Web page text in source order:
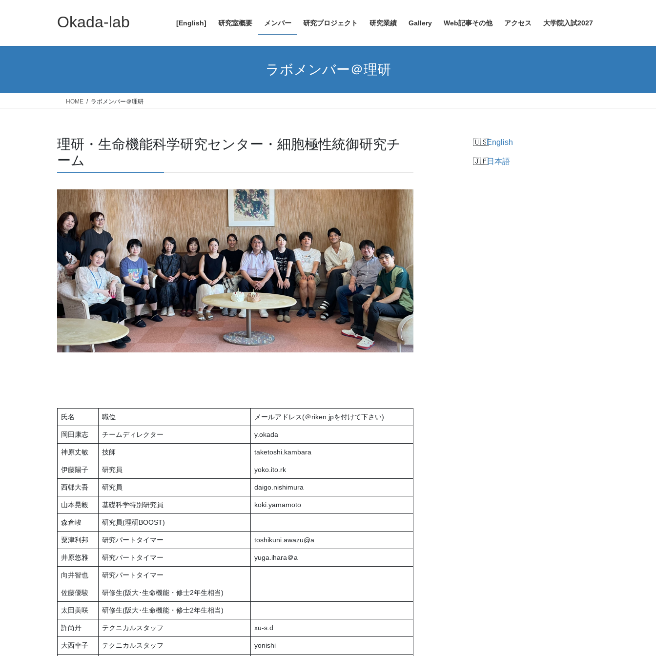
Okada-lab [English] 研究室概要 メンバー 研究プロジェクト 研究業績 Gallery Web記事その他 アクセス 大学院入試2027
ラボメンバー＠理研
HOME ラボメンバー＠理研
理研・生命機能科学研究センター・細胞極性統御研究チ
ーム
氏名 職位 メールアドレス(＠riken.jpを付けて下さい)
岡田康志 チームディレクター y.okada
神原丈敏 技師 taketoshi.kambara
伊藤陽子 研究員 yoko.ito.rk
西邨大吾 研究員 daigo.nishimura
山本晃毅 基礎科学特別研究員 koki.yamamoto
森倉峻 研究員(理研BOOST)
粟津利邦 研究パートタイマー toshikuni.awazu@a
井原悠雅 研究パートタイマー yuga.ihara＠a
向井智也 研究パートタイマー
佐藤優駿 研修生(阪大･生命機能・修士2年生相当)
太田美咲 研修生(阪大･生命機能・修士2年生相当)
許尚丹 テクニカルスタッフ xu-s.d
大西幸子 テクニカルスタッフ yonishi
English
日本語